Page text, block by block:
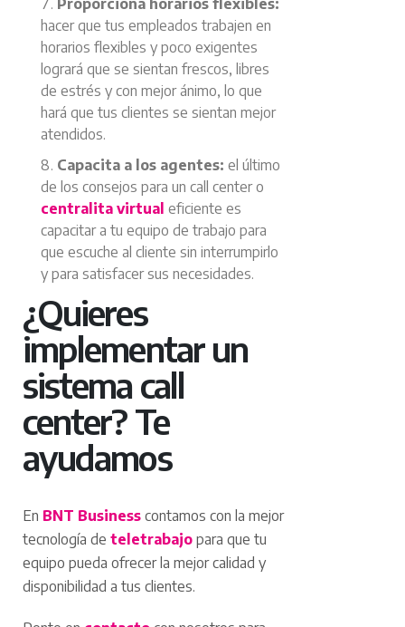
hacer que tus empleados trabajen en
horarios flexibles y poco exigentes
logrará que se sientan frescos, libres
de estrés y con mejor ánimo, lo que
hará que tus clientes se sientan mejor
atendidos.
Capacita a los agentes: el último
de los consejos para un call center o
centralita virtual eficiente es
capacitar a tu equipo de trabajo para
que escuche al cliente sin interrumpirlo
y para satisfacer sus necesidades.
¿Quieres
implementar un
sistema call
center? Te
ayudamos
En BNT Business contamos con la mejor
tecnología de teletrabajo para que tu
equipo pueda ofrecer la mejor calidad y
disponibilidad a tus clientes.